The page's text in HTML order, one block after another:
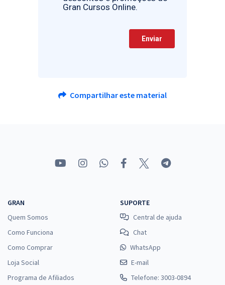
Compartilhar este material
GRAN
Quem Somos
Como Funciona
Como Comprar
Loja Social
Programa de Afiliados
SUPORTE
Central de ajuda
Chat
WhatsApp
E-mail
Telefone: 3003-0894